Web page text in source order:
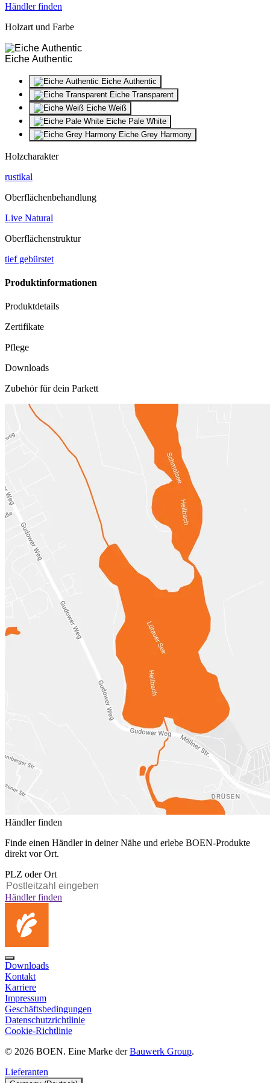
Händler finden
Holzart und Farbe
Eiche Authentic
Eiche Authentic
Eiche Transparent
Eiche Weiß
Eiche Pale White
Eiche Grey Harmony
Holzcharakter
rustikal
Oberflächenbehandlung
Live Natural
Oberflächenstruktur
tief gebürstet
Produktinformationen
Produktdetails
Zertifikate
Pflege
Downloads
Zubehör für dein Parkett
Händler finden
Finde einen Händler in deiner Nähe und erlebe BOEN-Produkte
direkt vor Ort.
PLZ oder Ort
Händler finden
Downloads
Kontakt
Karriere
Impressum
Geschäftsbedingungen
Datenschutzrichtlinie
Cookie-Richtlinie
© 2026 BOEN. Eine Marke derBauwerk Group.
Lieferanten